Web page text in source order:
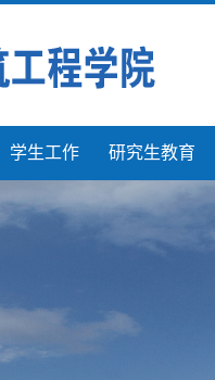
学生工作 研究生教育